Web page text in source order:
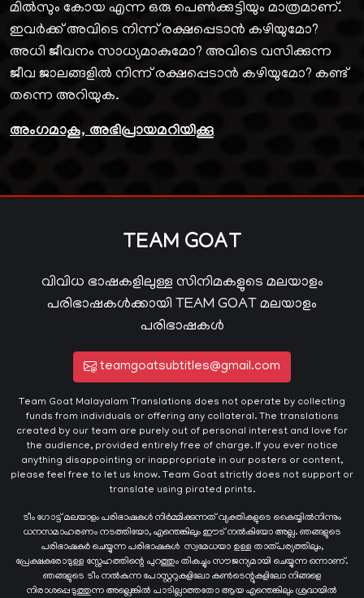
മിൽസും കോയ എന്ന ഒരു പെൺക്കുട്ടിയും മാത്രമാണ്.
ഇവർക്ക് അവിടെ നിന്ന് രക്ഷപ്പെടാൻ കഴിയുമോ?
അധി ജീവനം സാധ്യമാകുമോ? അവിടെ വസിക്കുന്ന
ജീവ ജാലങ്ങളിൽ നിന്ന് രക്ഷപ്പെടാൻ കഴിയുമോ? കണ്ട്
തന്നെ അറിയുക.
അംഗമാകൂ, അഭിപ്രായമറിയിക്കൂ
TEAM GOAT
വിവിധ ഭാഷകളിലുള്ള സിനിമകളുടെ മലയാളം
പരിഭാഷകൾക്കായി TEAM GOAT മലയാളം
പരിഭാഷകൾ
teamgoatsubtitles@gmail.com
Team Goat Malayalam Translations does not operate by collecting
funds from individuals or offering any collateral. The translations
created by our team are purely out of personal interest and love for
the audience, provided entirely free of charge. If you ever notice
anything disappointing or inappropriate in our posters or content,
please feel free to let us know. Team Goat strictly does not support or
translate using pirated prints.
ടീം ഗോട്ട് മലയാളം പരിഭാഷകൾ നിർമ്മിക്കുന്നത് വ്യക്തികളുടെ കൈയ്യില്‍നിന്നും
ധനസമാഹരണം നടത്തിയോ, എന്തെങ്കിലും ഈട് നൽകിയോ അല്ല. ഞങ്ങളുടെ
പരിഭാഷകർ ചെയ്യുന്ന പരിഭാഷകള്‍ സ്വമേധയാ ഉള്ള താത്പര്യത്തിലും,
പ്രേക്ഷകരോടുള്ള സ്നേഹത്തിന്റെ പുറത്തും തികച്ചും സൗജന്യമായി ചെയ്യുന്ന ഒന്നാണ്.
ഞങ്ങളുടെ ടീം നൽകുന്ന പോസ്റ്ററുകളിലോ കൺടെന്റുകളിലോ നിങ്ങളെ
നിരാശപ്പെടുത്തുന്ന അല്ലെങ്കിൽ പാടില്ലാത്തതോ ആയ എന്തെങ്കിലും ശ്രദ്ധയിൽ